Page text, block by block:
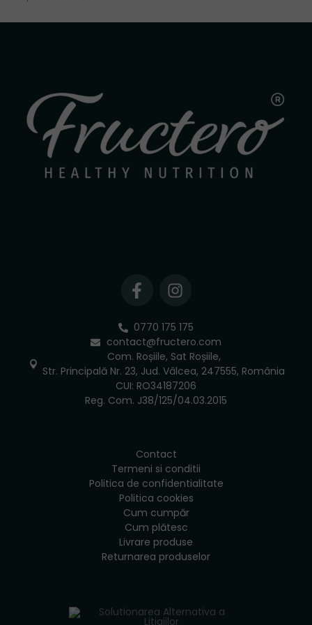
0770 175 175
contact@fructero.com
Com. Roșiile, Sat Roșiile,
Str. Principală Nr. 23, Jud. Vâlcea, 247555, România
CUI: RO34187206
Reg. Com. J38/125/04.03.2015
Contact
Termeni si conditii
Politica de confidentialitate
Politica cookies
Cum cumpăr
Cum plătesc
Livrare produse
Returnarea produselor